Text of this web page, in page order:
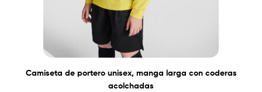
Camiseta de portero unisex, manga larga con coderas
acolchadas